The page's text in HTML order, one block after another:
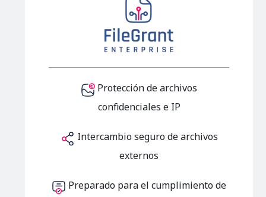
Protección de archivos
confidenciales e IP
Intercambio seguro de archivos
externos
Preparado para el cumplimiento de